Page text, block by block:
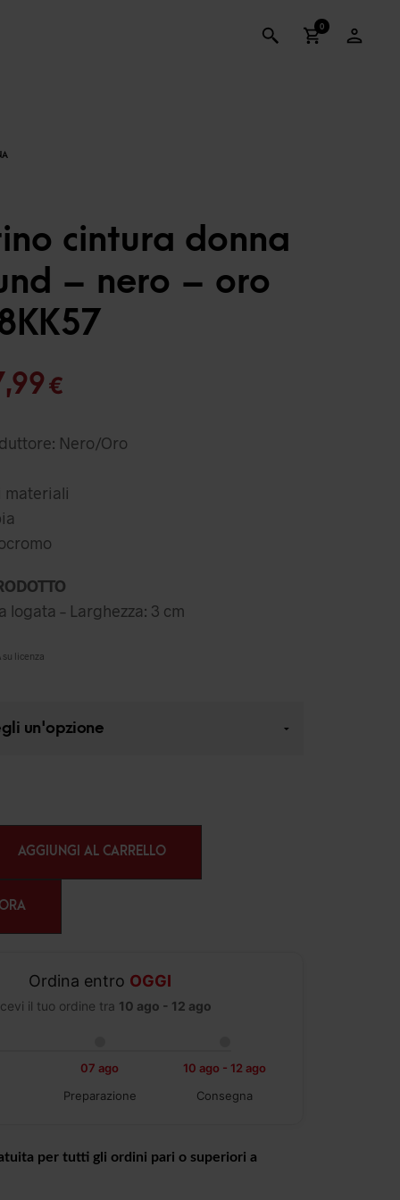
0
cintura donna
– nero – oro
€.
€
attuale
27,99 €.
Nero/Oro
materiali
logata – Larghezza: 3 cm
licenza
AGGIUNGI AL CARRELLO
Ordina entro OGGI
il tuo ordine tra 10 ago - 12 ago
07 ago
Preparazione
10 ago - 12 ago
Consegna
per tutti gli ordini pari o superiori a